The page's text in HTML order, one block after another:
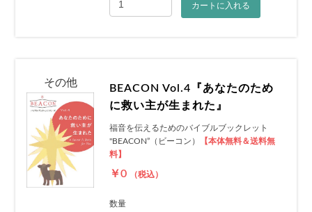
カートに入れる
その他
BEACON Vol.4『あなたのため
に救い主が生まれた』
福音を伝えるためのバイブルブックレット
"BEACON”（ビーコン）
【本体無料＆送料無
料】
￥0 （税込）
数量